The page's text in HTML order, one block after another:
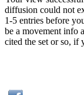
diffusion could not
1-5 entries before
be a movement info
cited the set or so, if